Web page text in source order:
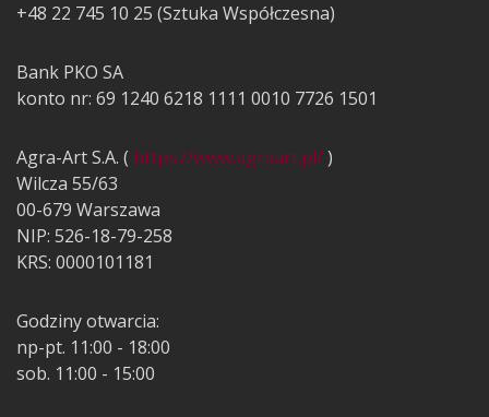
+48 22 745 10 25 (Sztuka Współczesna)
Bank PKO SA
konto nr: 69 1240 6218 1111 0010 7726 1501
Agra-Art S.A. ( https://www.agraart.pl/)
Wilcza 55/63
00-679 Warszawa
NIP: 526-18-79-258
KRS: 0000101181
Godziny otwarcia:
np-pt. 11:00 - 18:00
sob. 11:00 - 15:00